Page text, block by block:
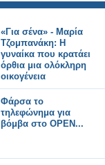
«Για σένα» - Μαρία
Τζομπανάκη: Η
γυναίκα που κρατάει
όρθια μια ολόκληρη
οικογένεια
Φάρσα το
τηλεφώνημα για
βόμβα στο OPEN...